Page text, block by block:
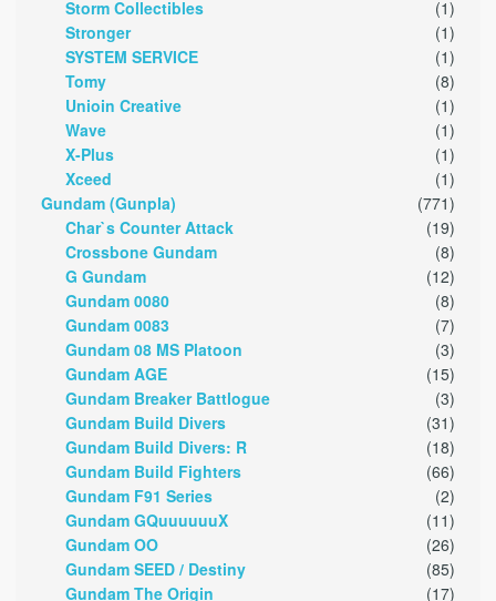
Storm Collectibles
(1)
Stronger
(1)
SYSTEM SERVICE
(1)
Tomy
(8)
Unioin Creative
(1)
Wave
(1)
X-Plus
(1)
Xceed
(1)
Gundam (Gunpla)
(771)
Char`s Counter Attack
(19)
Crossbone Gundam
(8)
G Gundam
(12)
Gundam 0080
(8)
Gundam 0083
(7)
Gundam 08 MS Platoon
(3)
Gundam AGE
(15)
Gundam Breaker Battlogue
(3)
Gundam Build Divers
(31)
Gundam Build Divers: R
(18)
Gundam Build Fighters
(66)
Gundam F91 Series
(2)
Gundam GQuuuuuuX
(11)
Gundam OO
(26)
Gundam SEED / Destiny
(85)
Gundam The Origin
(17)